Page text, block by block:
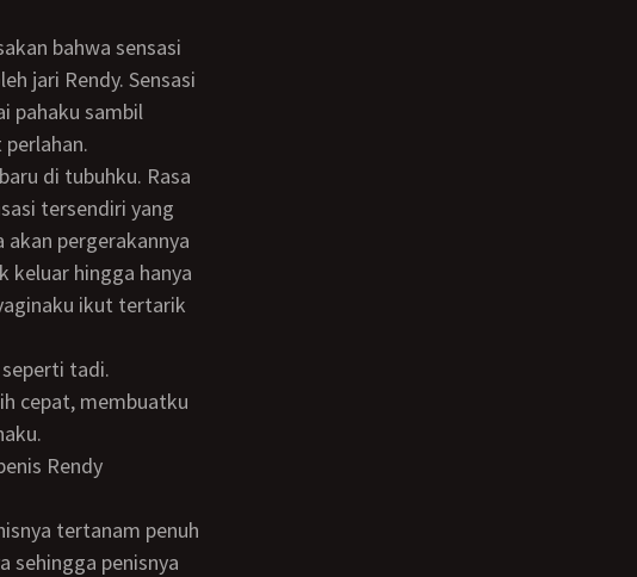
jari Rendy. Sensasi
pahaku sambil
tersendiri yang
pergerakannya
keluar hingga hanya
ikut tertarik
seperti tadi.
sehingga penisnya